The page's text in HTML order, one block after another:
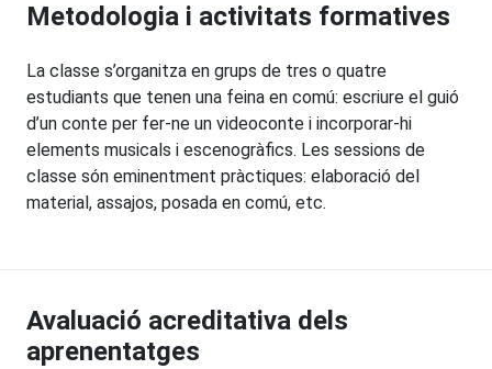
Metodologia i activitats formatives
La classe s’organitza en grups de tres o quatre
estudiants que tenen una feina en comú: escriure el guió
d’un conte per fer-ne un videoconte i incorporar-hi
elements musicals i escenogràfics. Les sessions de
classe són eminentment pràctiques: elaboració del
material, assajos, posada en comú, etc.
Avaluació acreditativa dels
aprenentatges